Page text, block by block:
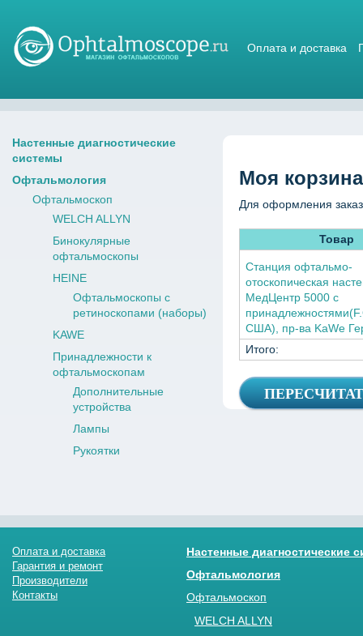
Оплата и доставка
Настенные диагностические
системы
Офтальмология
Офтальмоскоп
WELCH ALLYN
Бинокулярные
офтальмоскопы
HEINE
Офтальмоскопы с
ретиноскопами (наборы)
KAWE
Принадлежности к
офтальмоскопам
Дополнительные
устройства
Лампы
Рукоятки
Моя корзина
Для оформления
Товар
Станция офтальмо-
отоскопическая
МедЦентр 5000 с
США), пр-ва KaWe
Итого:
Оплата и доставка
Гарантия и ремонт
Производители
Контакты
Настенные диагностические
Офтальмология
Офтальмоскоп
WELCH ALLYN